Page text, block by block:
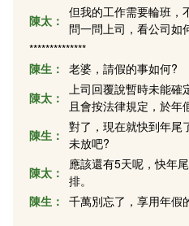
陳太：
但我的工作需要輪班，
問一問上司，看公司如
**************
陳生： 老婆，請假的事如何?
陳太：
上司回覆說暫時未能
且會按法律規定，於年
陳生：
對了，現在就快到年尾
未放吧?
陳太：
應該還有5天呢，快年
排。
陳生： 千萬別忘了，享用年假